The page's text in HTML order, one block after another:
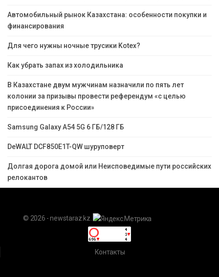
Автомобильный рынок Казахстана: особенности покупки и
финансирования
Для чего нужны ночные трусики Kotex?
Как убрать запах из холодильника
В Казахстане двум мужчинам назначили по пять лет
колонии за призывы провести референдум «с целью
присоединения к России»
Samsung Galaxy A54 5G 6 ГБ/128 ГБ
DeWALT DCF850E1T-QW шуруповерт
Долгая дорога домой или Неисповедимые пути российских
релокантов
© 2026 - newstaraz.kz.
Контакты